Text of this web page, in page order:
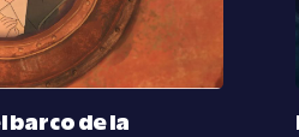
barco de la